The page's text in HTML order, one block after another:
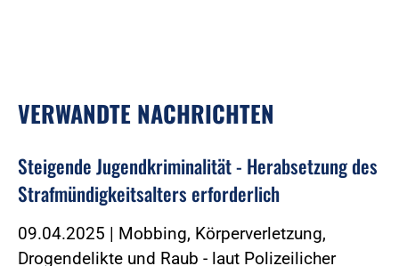
VERWANDTE NACHRICHTEN
Steigende Jugendkriminalität - Herabsetzung des
Strafmündigkeitsalters erforderlich
09.04.2025 | Mobbing, Körperverletzung,
Drogendelikte und Raub - laut Polizeilicher